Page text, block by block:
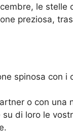
le stelle
preziosa,
spinosa con i
o con una
di loro le